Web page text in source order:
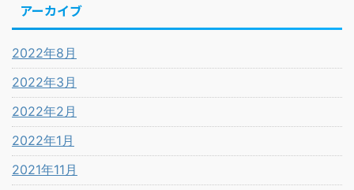
アーカイブ
2022年8月
2022年3月
2022年2月
2022年1月
2021年11月